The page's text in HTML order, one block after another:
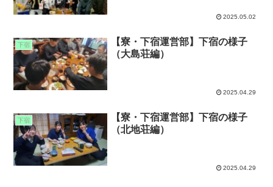
2025.05.02
下宿
【寮・下宿運営部】下宿の様子
（大島荘編）
2025.04.29
下宿
【寮・下宿運営部】下宿の様子
（北地荘編）
2025.04.29